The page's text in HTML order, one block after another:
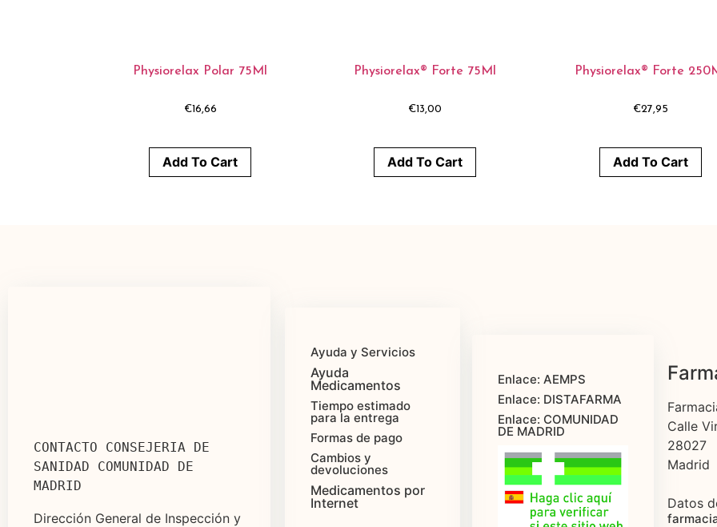
Physiorelax Polar 75Ml
€16,66
Add To Cart
Physiorelax® Forte 75Ml
€13,00
Add To Cart
Physiorelax® Forte
€27,95
Add To Cart
CONTACTO CONSEJERIA DE
SANIDAD COMUNIDAD DE
MADRID
Dirección General de Inspección y
Ayuda y Servicios
Ayuda
Medicamentos
Tiempo estimado
para la entrega
Formas de pago
Cambios y
devoluciones
Medicamentos por
Internet
Enlace: AEMPS
Enlace: DISTAFARMA
Enlace: COMUNIDAD
DE MADRID
Calle
28027
Madrid
Datos